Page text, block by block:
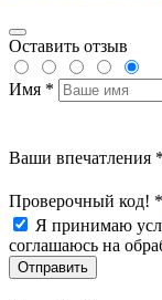
Оставить отзыв
Имя *
Ваши впечатления *
Проверочный код! *
Я принимаю
соглашаюсь на
Отправить